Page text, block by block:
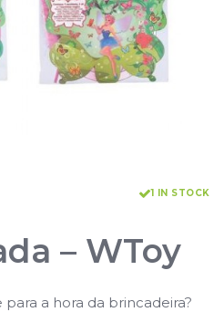
1 IN STOCK
– WToy
para a hora da brincadeira?